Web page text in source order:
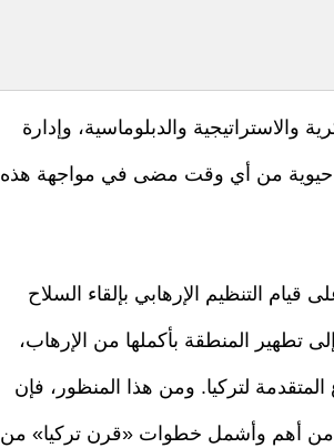
والدبلوماسية، وإدارة
حيوية من أي وقت مضى في مواجهة هذه
التنظيم الإرهابي بإلقاء السلاح
تطهير المنطقة بأكملها من الإرهاب،
لتركيا. ومن هذا المنظور، فإن
من أهم وأشمل خطوات «قرن تركيا» من